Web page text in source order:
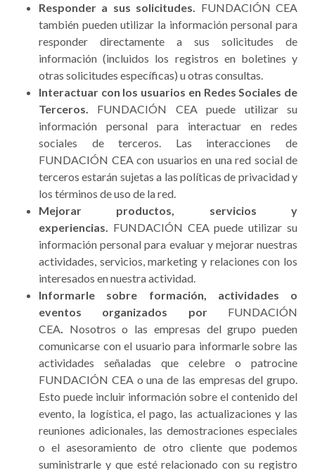
Responder a sus solicitudes. FUNDACIÓN CEA
también pueden utilizar la información personal para
responder directamente a sus solicitudes de
información (incluidos los registros en boletines y
otras solicitudes específicas) u otras consultas.
Interactuar con los usuarios en Redes Sociales de
Terceros. FUNDACIÓN CEA puede utilizar su
información personal para interactuar en redes
sociales de terceros. Las interacciones de
FUNDACIÓN CEA con usuarios en una red social de
terceros estarán sujetas a las políticas de privacidad y
los términos de uso de la red.
Mejorar productos, servicios y
experiencias. FUNDACIÓN CEA puede utilizar su
información personal para evaluar y mejorar nuestras
actividades, servicios, marketing y relaciones con los
interesados en nuestra actividad.
Informarle sobre formación, actividades o
eventos organizados por FUNDACIÓN
CEA. Nosotros o las empresas del grupo pueden
comunicarse con el usuario para informarle sobre las
actividades señaladas que celebre o patrocine
FUNDACIÓN CEA o una de las empresas del grupo.
Esto puede incluir información sobre el contenido del
evento, la logística, el pago, las actualizaciones y las
reuniones adicionales, las demostraciones especiales
o el asesoramiento de otro cliente que podemos
suministrarle y que esté relacionado con su registro